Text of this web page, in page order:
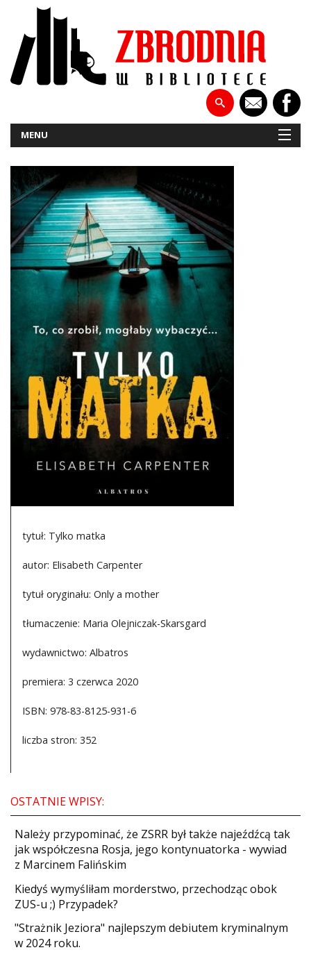
MENU
NOWOŚCI
PATRONATY
WYWIADY
RECENZJE
DO CZYTANIA
NA EKRANIE
KONTAKT
tytuł: Tylko matka
autor: Elisabeth Carpenter
tytuł oryginału: Only a mother
tłumaczenie: Maria Olejniczak-Skarsgard
wydawnictwo: Albatros
premiera: 3 czerwca 2020
ISBN: 978-83-8125-931-6
liczba stron: 352
OSTATNIE WPISY:
Należy przypominać, że ZSRR był także najeźdźcą tak
jak współczesna Rosja, jego kontynuatorka - wywiad
z Marcinem Falińskim
Kiedyś wymyśliłam morderstwo, przechodząc obok
ZUS-u ;) Przypadek?
"Strażnik Jeziora" najlepszym debiutem kryminalnym
w 2024 roku.